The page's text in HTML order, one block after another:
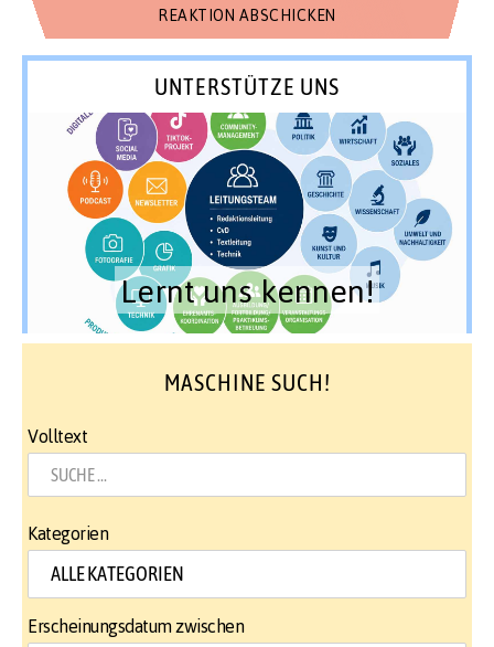
UNTERSTÜTZE UNS
Lernt uns kennen!
MASCHINE SUCH!
Volltext
Kategorien
Erscheinungsdatum zwischen